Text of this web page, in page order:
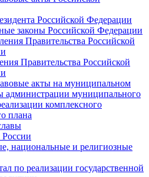
Российской Федерации
законы Российской Федерации
Правительства Российской
Правительства Российской
акты на муниципальном
администрации муниципального
комплексного
плана
национальные и религиозные
по реализации государственной